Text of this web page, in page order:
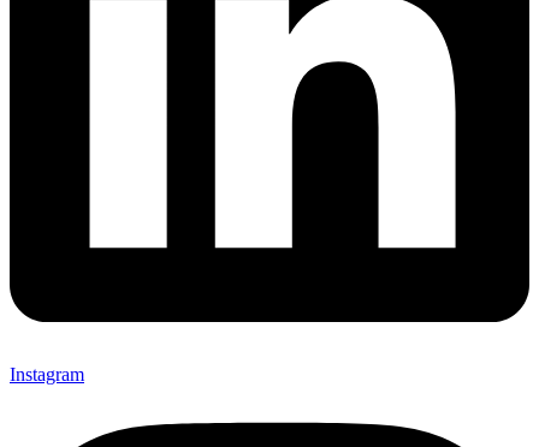
Instagram